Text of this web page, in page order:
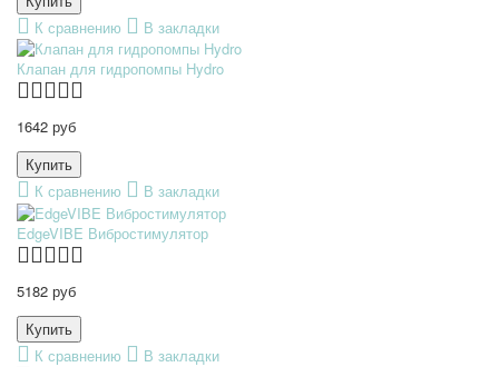
К сравнению
В закладки
Клапан для гидропомпы Hydro
1642 руб
К сравнению
В закладки
EdgeVIBE Вибростимулятор
5182 руб
К сравнению
В закладки